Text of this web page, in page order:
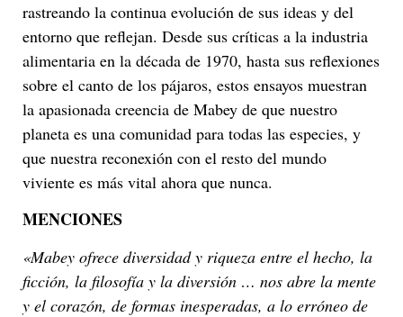
rastreando la continua evolución de sus ideas y del
entorno que reflejan. Desde sus críticas a la industria
alimentaria en la década de 1970, hasta sus reflexiones
sobre el canto de los pájaros, estos ensayos muestran
la apasionada creencia de Mabey de que nuestro
planeta es una comunidad para todas las especies, y
que nuestra reconexión con el resto del mundo
viviente es más vital ahora que nunca.
MENCIONES
«Mabey ofrece diversidad y riqueza entre el hecho, la
ficción, la filosofía y la diversión … nos abre la mente
y el corazón, de formas inesperadas, a lo erróneo de